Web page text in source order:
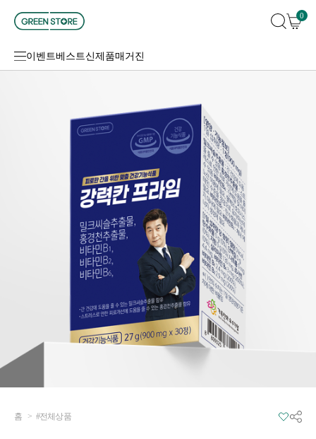
0
이벤트베스트 신제품매거진
홈 >#전체상품